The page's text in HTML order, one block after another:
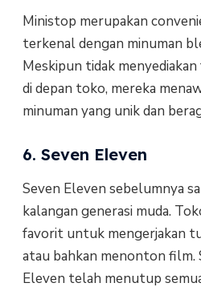
Ministop merupakan
terkenal dengan minuman
Meskipun tidak
di depan toko, mereka
minuman yang unik dan
6. Seven Eleven
Seven Eleven sebelumnya
kalangan generasi muda.
favorit untuk mengerjakan
atau bahkan menonton film.
Eleven telah menutup